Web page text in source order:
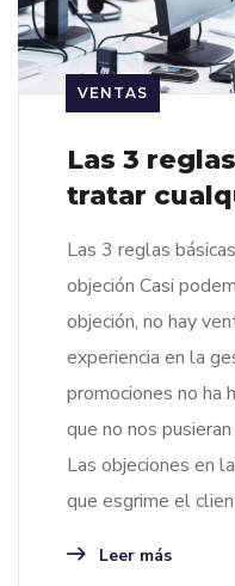
VENTAS
Las 3
tratar
Las 3 reglas
objeción Casi
objeción, no hay
experiencia en la
promociones no ha
que no nos
Las objeciones en
que esgrime el
Leer más